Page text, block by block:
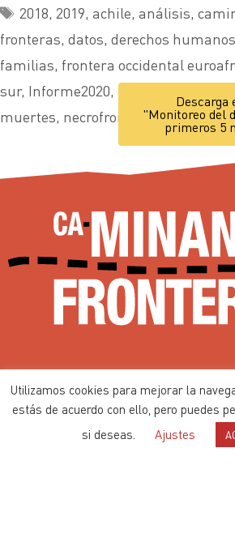
2018, 2019, achile, análisis,
fronteras, datos, derechos humanos
familias, frontera occidental
sur, Informe2020, investigación
muertes, necrofrontera,vida
Descarga
"Monitoreo del
primeros 5
Ca-minando Fronteras desde 2002
Contenidos bajoLicencia de Producción
Utilizamos cookies para mejorar la
estás de acuerdo con ello, pero puedes
si deseas.
Ajustes